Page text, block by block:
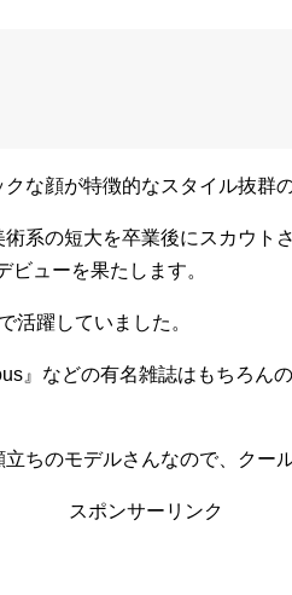
な顔が特徴的なスタイル抜群
系の短大を卒業後にスカウト
ビューを果たします。
活躍していました。
』などの有名雑誌はもちろん
ちのモデルさんなので、クー
スポンサーリンク